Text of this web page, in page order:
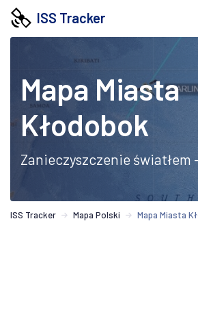
ISS Tracker
Mapa Miasta
Kłodobok
Zanieczyszczenie światłem
ISS Tracker Mapa Polski Mapa Miasta